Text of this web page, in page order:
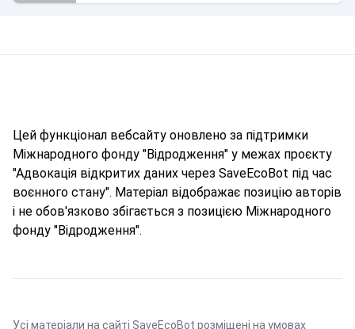
Цей функціонал вебсайту оновлено за підтримки
Міжнародного фонду "Відродження" у межах проєкту
"Адвокація відкритих даних через SaveEcoBot під час
воєнного стану". Матеріал відображає позицію авторів
і не обов'язково збігається з позицією Міжнародного
фонду "Відродження".
Усі матеріали на сайті SaveEcoBot розміщені на умовах